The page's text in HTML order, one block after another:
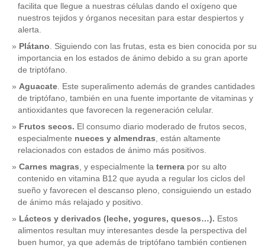
facilita que llegue a nuestras células dando el oxígeno que
nuestros tejidos y órganos necesitan para estar despiertos y
alerta.
Plátano. Siguiendo con las frutas, esta es bien conocida por su
importancia en los estados de ánimo debido a su gran aporte
de triptófano.
Aguacate. Este superalimento además de grandes cantidades
de triptófano, también en una fuente importante de vitaminas y
antioxidantes que favorecen la regeneración celular.
Frutos secos. El consumo diario moderado de frutos secos,
especialmente nueces y almendras, están altamente
relacionados con estados de ánimo más positivos.
Carnes magras, y especialmente la ternera por su alto
contenido en vitamina B12 que ayuda a regular los ciclos del
sueño y favorecen el descanso pleno, consiguiendo un estado
de ánimo más relajado y positivo.
Lácteos y derivados (leche, yogures, quesos…). Estos
alimentos resultan muy interesantes desde la perspectiva del
buen humor, ya que además de triptófano también contienen